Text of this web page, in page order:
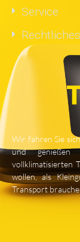
Service
Rechtliches
Wir fahren Sie
und genießen
vollklimatisierten
wollen, als
Transport